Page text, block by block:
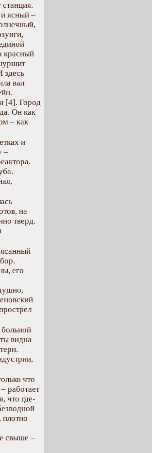
ясный –
красный
здесь
вал
[4]. Город
Он как
– как
и
–
на
тверд.
его
видна
что
работает
что где-
свыше –